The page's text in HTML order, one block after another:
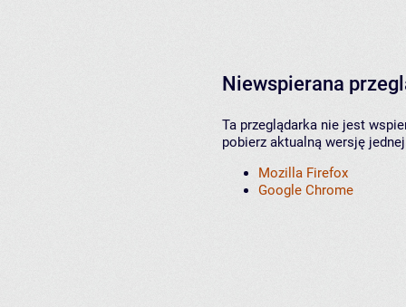
Niewspierana
Ta przeglądarka nie jest
pobierz aktualną wersję
Mozilla Firefox
Google Chrome